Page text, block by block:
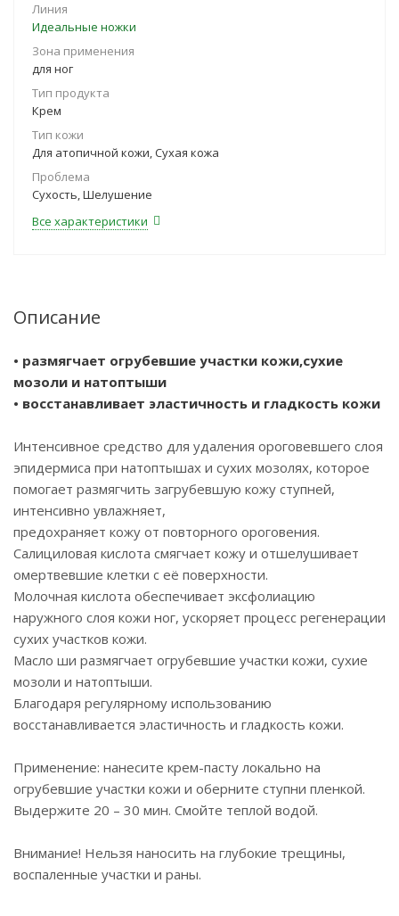
Линия
Идеальные ножки
Зона применения
для ног
Тип продукта
Крем
Тип кожи
Для атопичной кожи, Сухая кожа
Проблема
Сухость, Шелушение
Все характеристики
Описание
• размягчает огрубевшие участки кожи,сухие
мозоли и натоптыши
• восстанавливает эластичность и гладкость кожи
Интенсивное средство для удаления ороговевшего слоя
эпидермиса при натоптышах и сухих мозолях, которое
помогает размягчить загрубевшую кожу ступней,
интенсивно увлажняет,
предохраняет кожу от повторного ороговения.
Салициловая кислота смягчает кожу и отшелушивает
омертвевшие клетки с её поверхности.
Молочная кислота обеспечивает эксфолиацию
наружного слоя кожи ног, ускоряет процесс регенерации
сухих участков кожи.
Масло ши размягчает огрубевшие участки кожи, сухие
мозоли и натоптыши.
Благодаря регулярному использованию
восстанавливается эластичность и гладкость кожи.
Применение: нанесите крем-пасту локально на
огрубевшие участки кожи и оберните ступни пленкой.
Выдержите 20 – 30 мин. Смойте теплой водой.
Внимание! Нельзя наносить на глубокие трещины,
воспаленные участки и раны.